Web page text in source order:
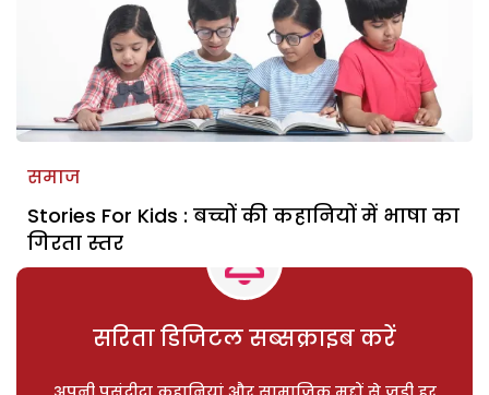
समाज
Stories For Kids : बच्चों की कहानियों में भाषा का
गिरता स्तर
सरिता डिजिटल सब्सक्राइब करें